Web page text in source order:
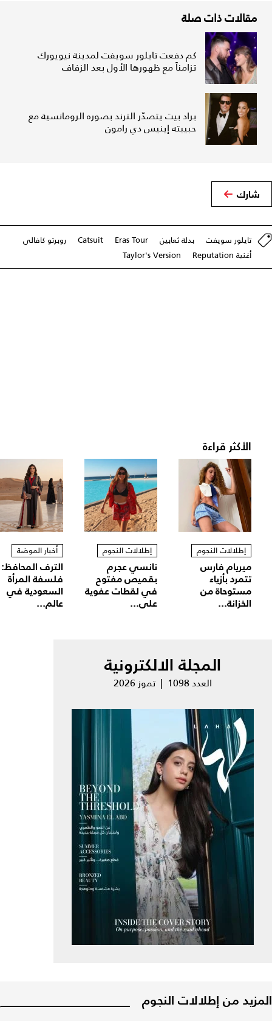
مقالات ذات صلة
كم دفعت تايلور سويفت لمدينة نيويورك
تزامناً مع ظهورها الأول بعد الزفاف
براد بيت يتصدّر الترند بصوره الرومانسية مع
حبيبته إينيس دي رامون
شارك
تايلور سويفت بدلة ثعابين Eras Tour
Catsuit
روبرتو كافالي
أغنية Reputation
Taylor's Version
الأكثر قراءة
إطلالات النجوم
ميريام فارس
تتمرد بأزياء
مستوحاة من
الخزانة...
إطلالات النجوم
نانسي عجرم
بقميص مفتوح
في لقطات عفوية
على...
أخبار الموضة
الترف المحافظ:
فلسفة المرأة
السعودية في
عالم...
المجلة الالكترونية
العدد 1098 | تموز 2026
المزيد من إطلالات النجوم